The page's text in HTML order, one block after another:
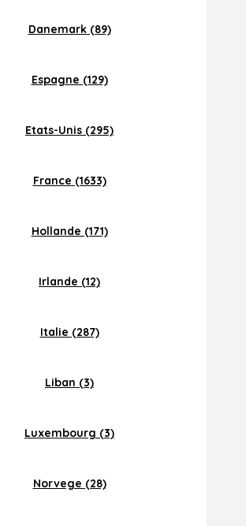
Danemark (89)
Espagne (129)
Etats-Unis (295)
France (1633)
Hollande (171)
Irlande (12)
Italie (287)
Liban (3)
Luxembourg (3)
Norvege (28)